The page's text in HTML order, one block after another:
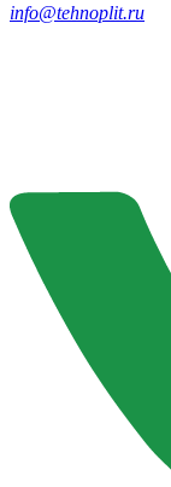
info@tehnoplit.ru